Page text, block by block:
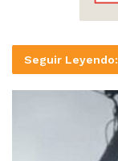
Seguir Leyendo: